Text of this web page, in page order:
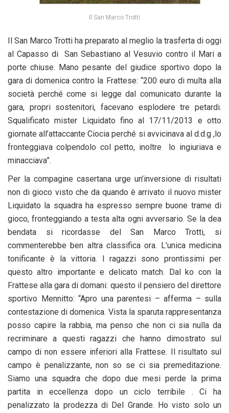
Il San Marco Trotti
Il San Marco Trotti ha preparato al meglio la trasferta di oggi
al Capasso di San Sebastiano al Vesuvio contro il Mari a
porte chiuse. Mano pesante del giudice sportivo dopo la
gara di domenica contro la Frattese: “200 euro di multa alla
società perché come si legge dal comunicato durante la
gara, propri sostenitori, facevano esplodere tre petardi.
Squalificato mister Liquidato fino al 17/11/2013 e otto
giornate all’attaccante Ciocia perché si avvicinava al d.d.g ,lo
fronteggiava colpendolo col petto, inoltre lo ingiuriava e
minacciava”.
Per la compagine casertana urge un’inversione di risultati
non di gioco visto che da quando è arrivato il nuovo mister
Liquidato la squadra ha espresso sempre buone trame di
gioco, fronteggiando a testa alta ogni avversario. Se la dea
bendata si ricordasse del San Marco Trotti, si
commenterebbe ben altra classifica ora. L’unica medicina
tonificante è la vittoria. I ragazzi sono prontissimi per
questo altro importante e delicato match. Dal ko con la
Frattese alla gara di domani: questo il pensiero del direttore
sportivo Mennitto: “Apro una parentesi – afferma – sulla
contestazione di domenica. Vista la sparuta rappresentanza
posso capire la rabbia, ma penso che non ci sia nulla da
recriminare a questi ragazzi che hanno dimostrato sul
campo di non essere inferiori alla Frattese. Il risultato sul
campo è penalizzante, non so se ci sia premeditazione.
Siamo una squadra che dopo due mesi perde la prima
partita in eccellenza dopo un ciclo terribile . Ci ha
penalizzato la prodezza di Del Grande. Ho visto solo un